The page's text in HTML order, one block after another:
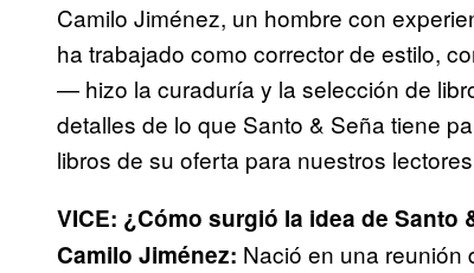
Camilo Jiménez, un hombre con
ha trabajado como corrector de estilo,
— hizo la curaduría y la selección de
detalles de lo que Santo & Seña tiene
libros de su oferta para nuestros
VICE: ¿Cómo surgió la idea de Santo
Camilo Jiménez: Nació en una reunión